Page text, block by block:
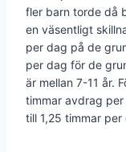
fler barn torde då
en väsentligt
per dag på de
per dag för de
är mellan 7-11 år.
timmar avdrag
till 1,25 timmar per